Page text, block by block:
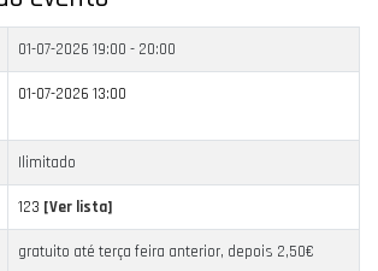
01-07-2026 19:00 - 20:00
01-07-2026 13:00
Ilimitado
123 [Ver lista]
gratuito até terça feira anterior, depois 2,50€